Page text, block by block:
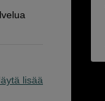
lisää